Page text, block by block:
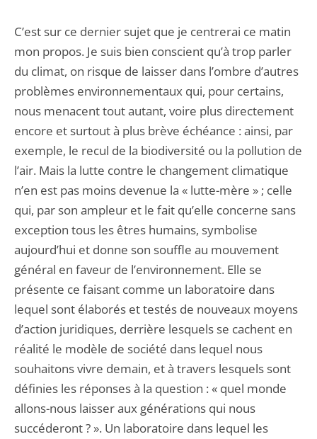
C’est sur ce dernier sujet que je centrerai ce matin
mon propos. Je suis bien conscient qu’à trop parler
du climat, on risque de laisser dans l’ombre d’autres
problèmes environnementaux qui, pour certains,
nous menacent tout autant, voire plus directement
encore et surtout à plus brève échéance : ainsi, par
exemple, le recul de la biodiversité ou la pollution de
l’air. Mais la lutte contre le changement climatique
n’en est pas moins devenue la « lutte-mère » ; celle
qui, par son ampleur et le fait qu’elle concerne sans
exception tous les êtres humains, symbolise
aujourd’hui et donne son souffle au mouvement
général en faveur de l’environnement. Elle se
présente ce faisant comme un laboratoire dans
lequel sont élaborés et testés de nouveaux moyens
d’action juridiques, derrière lesquels se cachent en
réalité le modèle de société dans lequel nous
souhaitons vivre demain, et à travers lesquels sont
définies les réponses à la question : « quel monde
allons-nous laisser aux générations qui nous
succéderont ? ». Un laboratoire dans lequel les